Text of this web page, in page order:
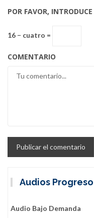
POR FAVOR,
16 − cuatro =
COMENTARIO
Audios Progreso
Audio Bajo Demanda